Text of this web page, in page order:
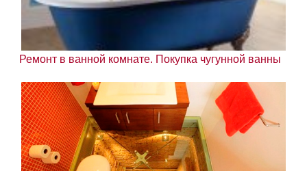
Ремонт в ванной комнате. Покупка чугунной ванны